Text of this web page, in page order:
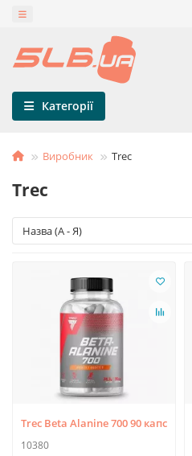
Категорії
Виробник Trec
Trec
Trec Beta Alanine 700 90 капс
10380